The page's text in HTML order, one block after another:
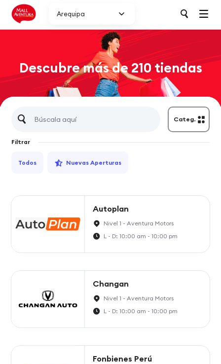
Arequipa
Descubre más de 210 tiendas
Categ.
Filtrar
Todos Nuevas Aperturas
Autoplan
Nivel 1 - Aventura Motors
L - D: 10:00 am - 10:00 pm
Changan
Nivel 1 - Aventura Motors
L - D: 10:00 am - 10:00 pm
Fonbienes Perú